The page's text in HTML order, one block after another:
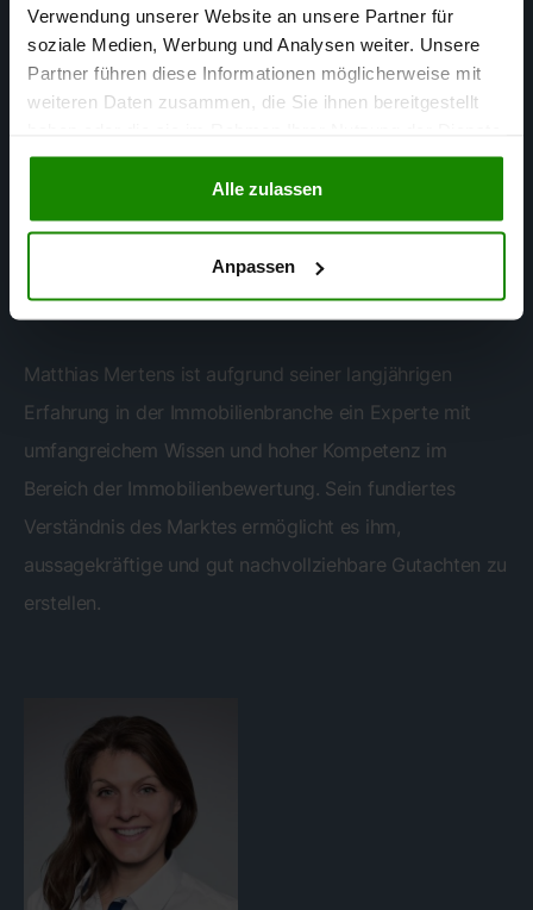
Verwendung unserer Website an unsere Partner für
soziale Medien, Werbung und Analysen weiter. Unsere
Partner führen diese Informationen möglicherweise mit
weiteren Daten zusammen, die Sie ihnen bereitgestellt
gesammelt haben.
Alle zulassen
Anpassen
Matthias Mertens
SACHVERSTÄNDIGER FÜR
Matthias Mertens ist aufgrund seiner langjährigen
Erfahrung in der Immobilienbranche ein Experte mit
umfangreichem Wissen und hoher Kompetenz im
Bereich der Immobilienbewertung. Sein fundiertes
Verständnis des Marktes ermöglicht es ihm,
aussagekräftige und gut nachvollziehbare Gutachten zu
erstellen.